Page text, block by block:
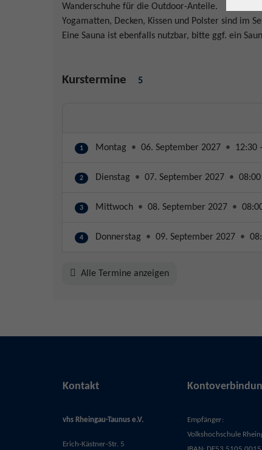
Wanderschuhe für die Outdoor-Anteile.
Yogamatten, Decken, Kissen und Polster sind im
Eine Sauna ist ebenfalls nutzbar, bitte ggf. ein
Kurstermine 5
1 Montag • 06. September 2027 • 12:30
2 Dienstag • 07. September 2027 •
3 Mittwoch • 08. September 2027 •
4 Donnerstag • 09. September 2027 •
Alle Termine anzeigen
Kontakt
vhs Rheingau-Taunus e.V.
Erich-Kästner-Str. 5
Empfänger:
Volkshochschule